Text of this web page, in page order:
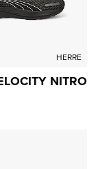
HERRE
NITRO